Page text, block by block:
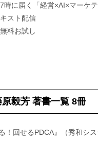
に届く「経営×AI×マーケ
スト配信
料お試し
毅芳 著書一覧 8冊
！回せるPDCA』（秀和シス